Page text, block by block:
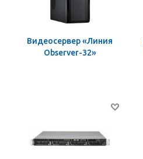
Видеосервер «Линия
Observer-32»